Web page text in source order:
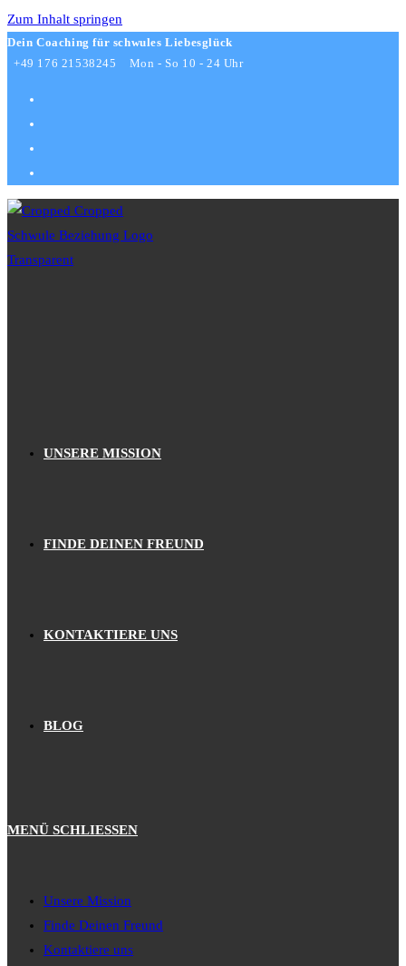
Zum Inhalt springen
Dein Coaching für schwules Liebesglück
+49 176 21538245
Mon - So 10 - 24 Uhr
UNSERE MISSION
FINDE DEINEN FREUND
KONTAKTIERE UNS
BLOG
MENÜ SCHLIESSEN
Unsere Mission
Finde Deinen Freund
Kontaktiere uns